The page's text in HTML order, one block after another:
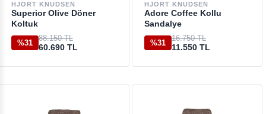
HJORT KNUDSEN
Superior Olive Döner
Koltuk
%31
88.150 TL
60.690 TL
HJORT KNUDSEN
Adore Coffee Kollu
Sandalye
%31
16.750 TL
11.550 TL